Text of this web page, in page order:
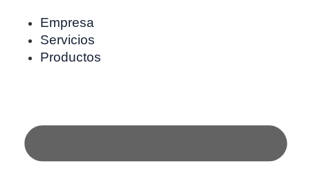
Empresa
Servicios
Productos